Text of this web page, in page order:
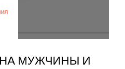
МУЖЧИНЫ И